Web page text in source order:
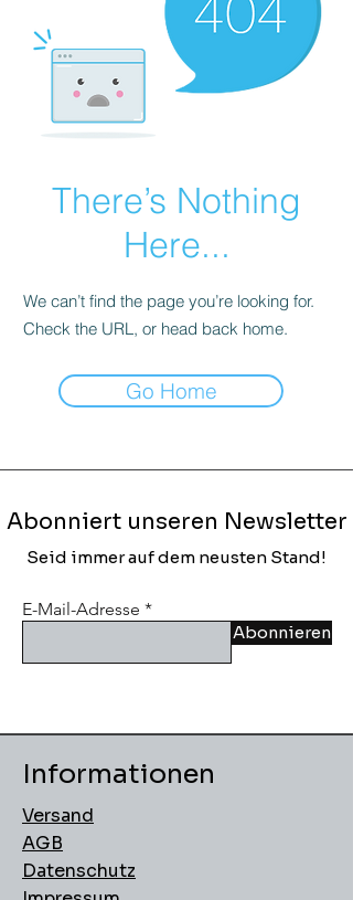
There’s Nothing
Here...
We can’t find the page you’re looking for.
Check the URL, or head back home.
Go Home
Abonniert unseren Newsletter
Seid immer auf dem neusten Stand!
E-Mail-Adresse
Abonnieren
Informationen
Versand
AGB
Datenschutz